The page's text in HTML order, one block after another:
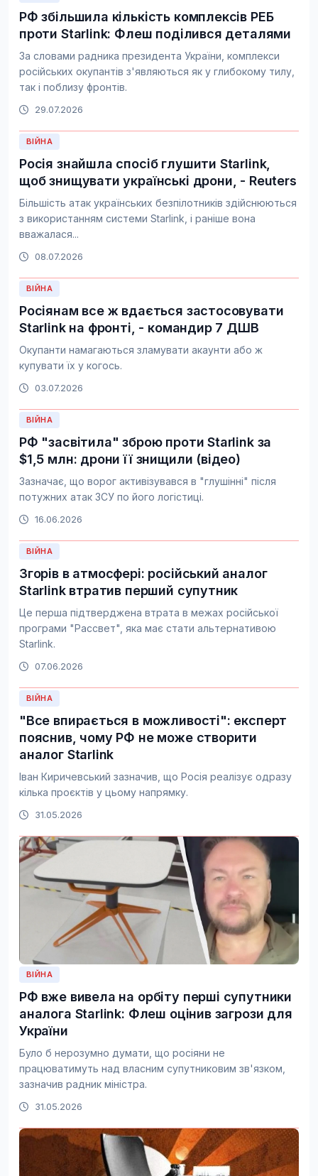
РФ збільшила кількість комплексів РЕБ
проти Starlink: Флеш поділився деталями
За словами радника президента України, комплекси
російських окупантів з'являються як у глибокому тилу,
так і поблизу фронтів.
29.07.2026
ВІЙНА
Росія знайшла спосіб глушити Starlink,
щоб знищувати українські дрони, - Reuters
Більшість атак українських безпілотників здійснюються
з використанням системи Starlink, і раніше вона
вважалася...
08.07.2026
ВІЙНА
Росіянам все ж вдається застосовувати
Starlink на фронті, - командир 7 ДШВ
Окупанти намагаються зламувати акаунти або ж
купувати їх у когось.
03.07.2026
ВІЙНА
РФ "засвітила" зброю проти Starlink за
$1,5 млн: дрони її знищили (відео)
Зазначає, що ворог активізувався в "глушінні" після
потужних атак ЗСУ по його логістиці.
16.06.2026
ВІЙНА
Згорів в атмосфері: російський аналог
Starlink втратив перший супутник
Це перша підтверджена втрата в межах російської
програми "Рассвет", яка має стати альтернативою
Starlink.
07.06.2026
ВІЙНА
"Все впирається в можливості": експерт
пояснив, чому РФ не може створити
аналог Starlink
Іван Киричевський зазначив, що Росія реалізує одразу
кілька проєктів у цьому напрямку.
31.05.2026
ВІЙНА
РФ вже вивела на орбіту перші супутники
аналога Starlink: Флеш оцінив загрози для
України
Було б нерозумно думати, що росіяни не
працюватимуть над власним супутниковим зв'язком,
зазначив радник міністра.
31.05.2026